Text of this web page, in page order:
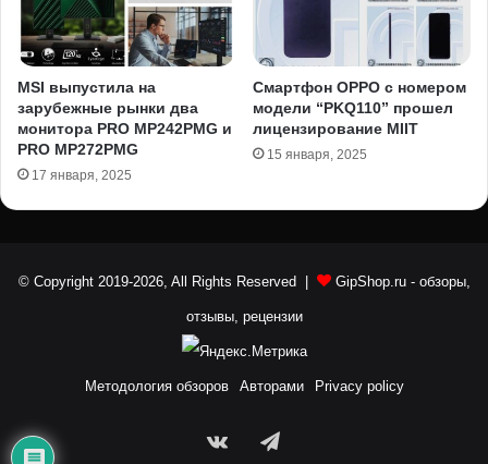
MSI выпустила на
зарубежные рынки два
монитора PRO MP242PMG и
PRO MP272PMG
17 января, 2025
Смартфон OPPO с номером
модели “PKQ110” прошел
лицензирование MIIT
15 января, 2025
© Copyright 2019-2026, All Rights Reserved | GipShop.ru- обзоры,
отзывы, рецензии
Методология обзоров Авторами Privacy policy
vk.comTelegram